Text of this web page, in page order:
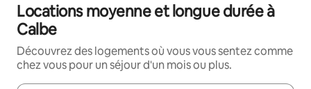
Locations moyenne et longue durée à
Calbe
Découvrez des logements où vous vous sentez comme
chez vous pour un séjour d'un mois ou plus.